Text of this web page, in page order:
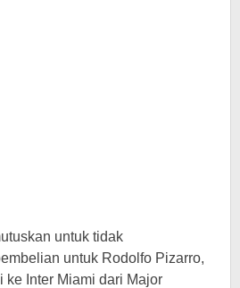
untuk tidak
untuk Rodolfo Pizarro,
ke Inter Miami dari Major